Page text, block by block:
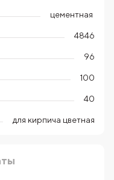
цементная
4846
96
100
40
для кирпича цветная